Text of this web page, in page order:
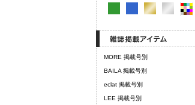
MORE 掲載号別
BAILA 掲載号別
eclat 掲載号別
LEE 掲載号別